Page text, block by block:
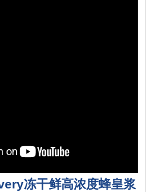
冻干鲜高浓度蜂皇浆